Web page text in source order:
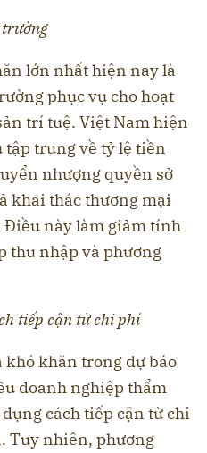
lớn nhất hiện nay là
phục vụ cho hoạt
trí tuệ. Việt Nam hiện
tập trung về tỷ lệ tiền
nhượng quyền sở
khai thác thương mại
Điều này làm giảm tính
thu nhập và phương
tiếp cận từ chi phí
khó khăn trong dự báo
doanh nghiệp thẩm
cách tiếp cận từ chi
Tuy nhiên, phương